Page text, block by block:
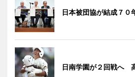
日本被団協が結成７０
日南学園が２回戦へ